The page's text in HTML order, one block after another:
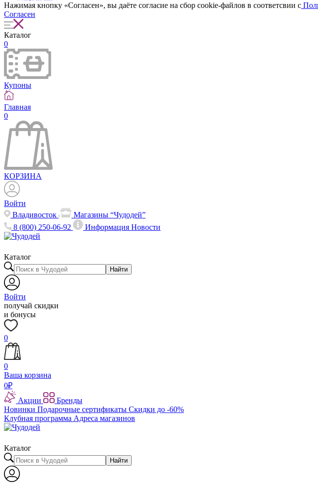
Нажимая кнопку «Согласен», вы даёте cогласие на сбор cookie-файлов в соответсвии с
Согласен
Каталог
0
Купоны
Главная
0
КОРЗИНА
Войти
Владивосток
Магазины “Чудодей”
8 (800) 250-06-92
ИнформацияНовости
Каталог
Найти
Войти
получай скидки
и бонусы
0
0
Ваша корзина
0₽
Акции
Бренды
Новинки Подарочные сертификаты Скидки до -60%
Клубная программа Адреса магазинов
Каталог
Найти